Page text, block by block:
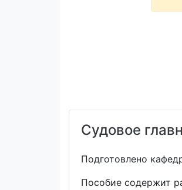
Судовое
Подготовлено
Пособие содержит